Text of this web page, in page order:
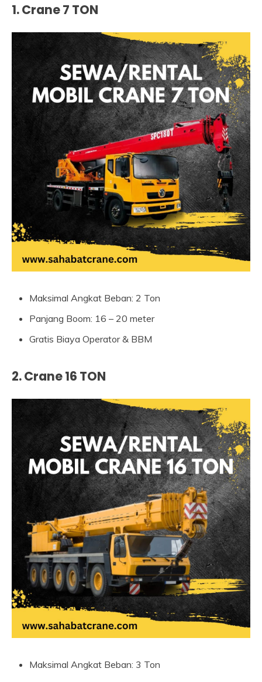
1. Crane 7 TON
Maksimal Angkat Beban: 2 Ton
Panjang Boom: 16 – 20 meter
Gratis Biaya Operator & BBM
2. Crane 16 TON
Maksimal Angkat Beban: 3 Ton